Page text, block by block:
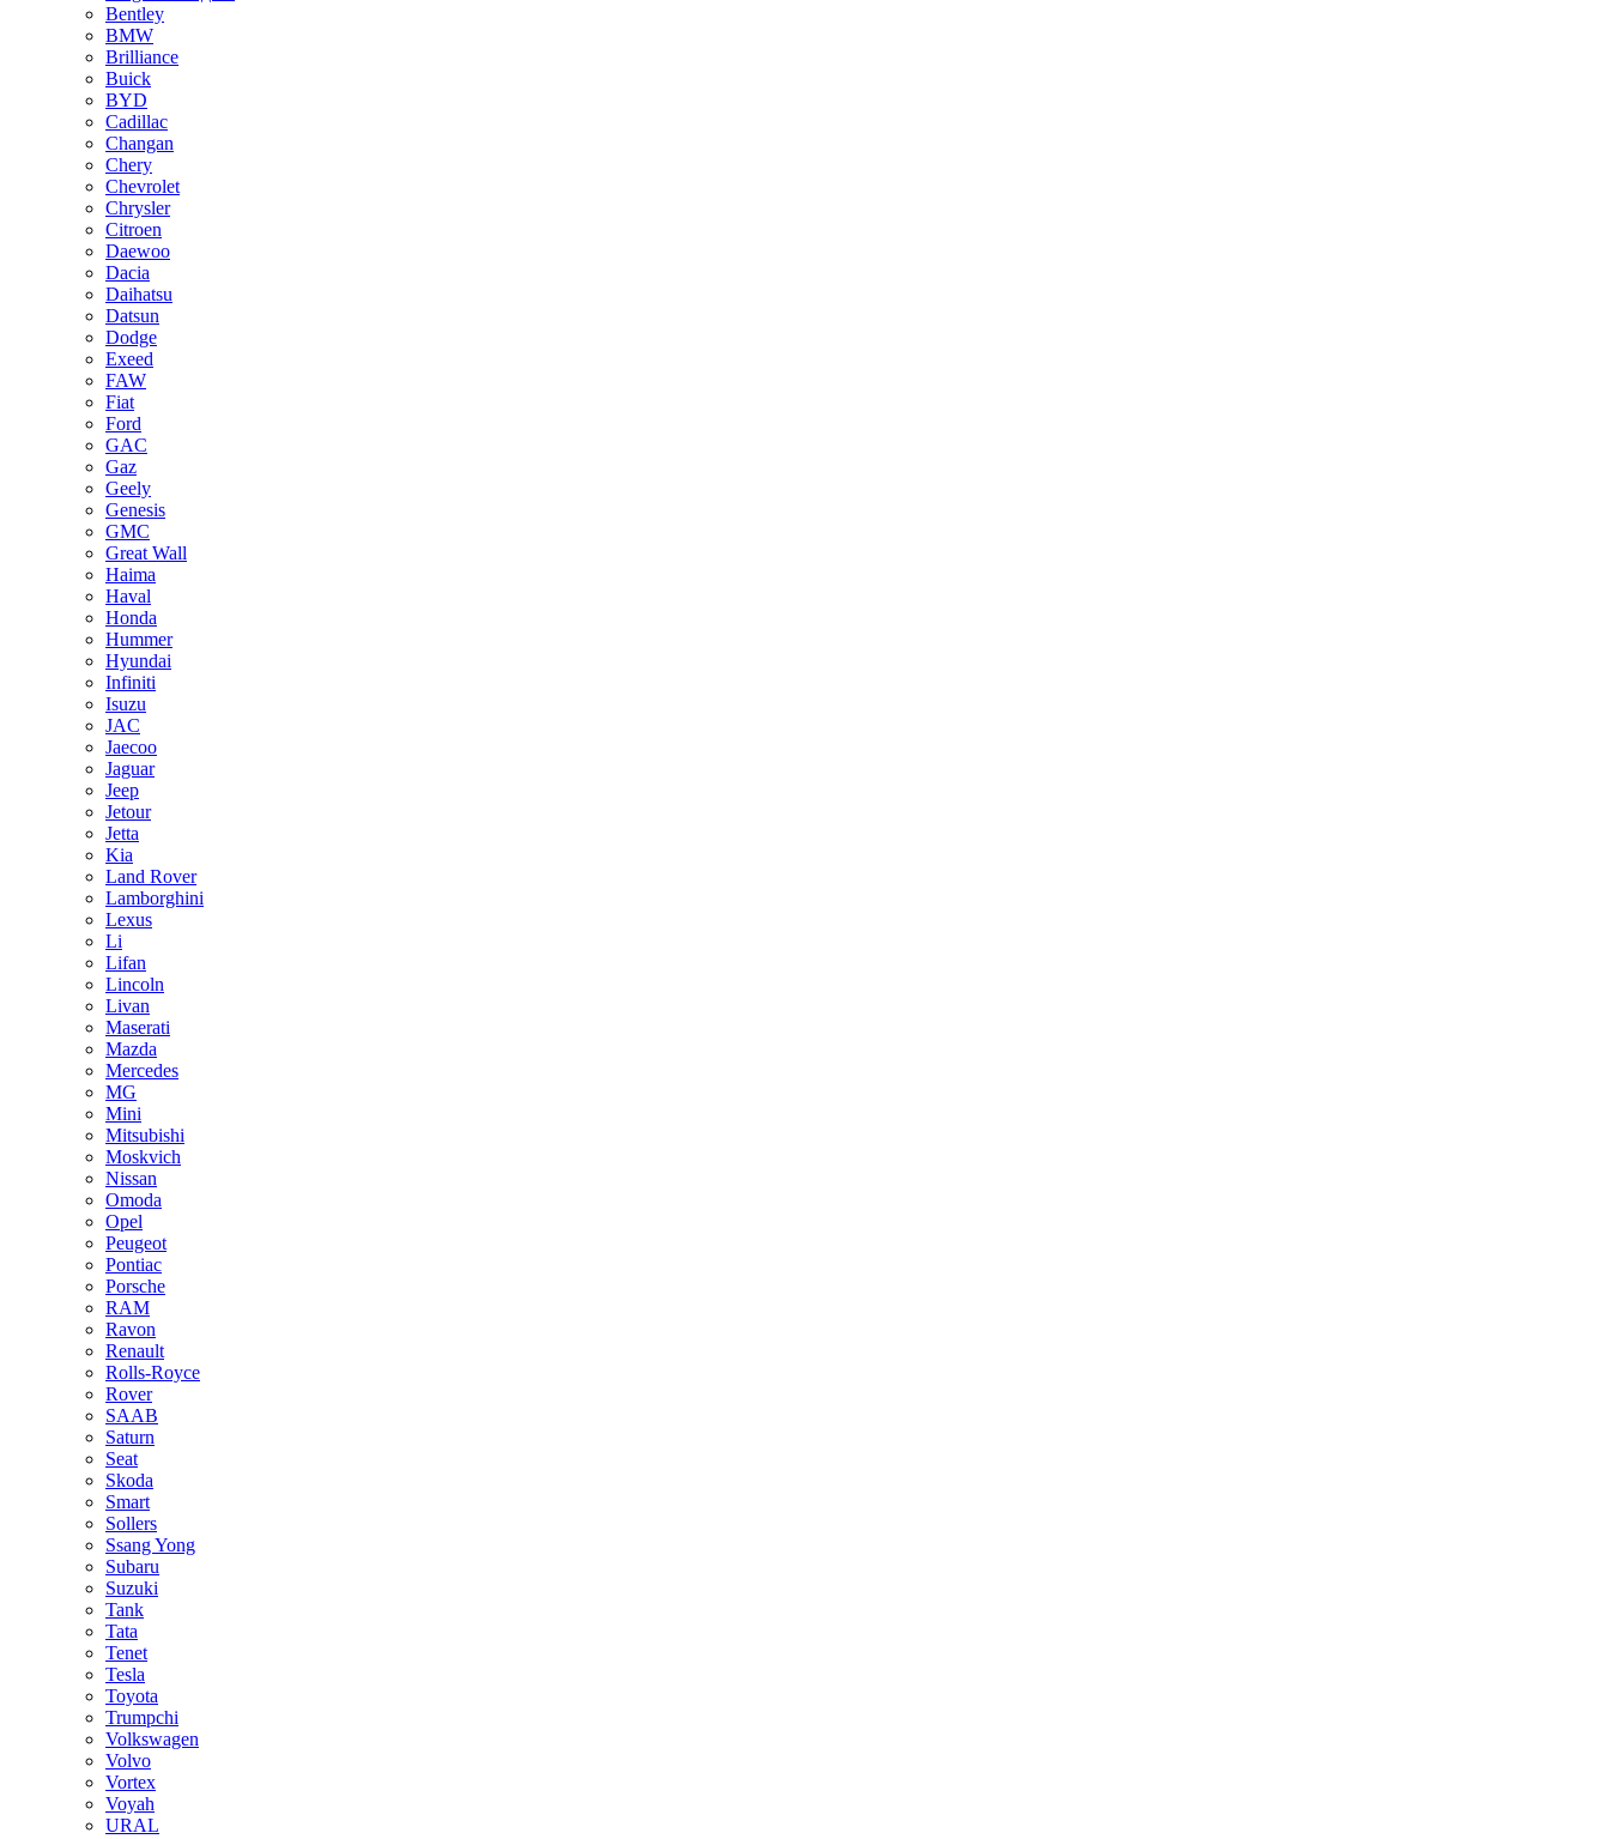
Bentley
BMW
Brilliance
Buick
BYD
Cadillac
Changan
Chery
Chevrolet
Chrysler
Citroen
Daewoo
Dacia
Daihatsu
Datsun
Dodge
Exeed
FAW
Fiat
Ford
GAC
Gaz
Geely
Genesis
GMC
Great Wall
Haima
Haval
Honda
Hummer
Hyundai
Infiniti
Isuzu
JAC
Jaecoo
Jaguar
Jeep
Jetour
Jetta
Kia
Land Rover
Lamborghini
Lexus
Li
Lifan
Lincoln
Livan
Maserati
Mazda
Mercedes
MG
Mini
Mitsubishi
Moskvich
Nissan
Omoda
Opel
Peugeot
Pontiac
Porsche
RAM
Ravon
Renault
Rolls-Royce
Rover
SAAB
Saturn
Seat
Skoda
Smart
Sollers
Ssang Yong
Subaru
Suzuki
Tank
Tata
Tenet
Tesla
Toyota
Trumpchi
Volkswagen
Volvo
Vortex
Voyah
URAL